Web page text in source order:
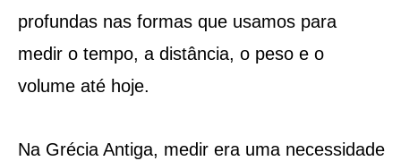
profundas nas formas que usamos para
medir o tempo, a distância, o peso e o
volume até hoje.
Na Grécia Antiga, medir era uma necessidade